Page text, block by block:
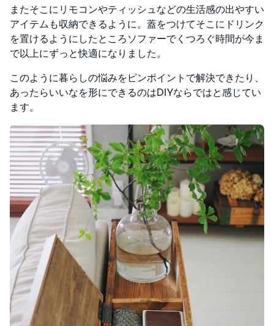
またそこにリモコンやティッシュなどの生活感の出やすい
アイテムも収納できるように。蓋をつけてそこにドリンク
を置けるようにしたところソファーでくつろぐ時間が今ま
で以上にずっと快適になりました。
このように暮らしの悩みをピンポイントで解決できたり、
あったらいいなを形にできるのはDIYならではと感じてい
ます。